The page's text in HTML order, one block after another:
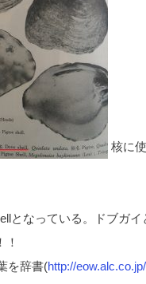
核に
となっている。ドブガイ
！
を辞書(http://